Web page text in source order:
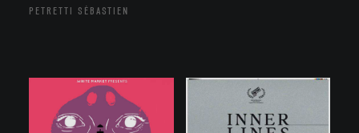
PETRETTI SÉBASTIEN